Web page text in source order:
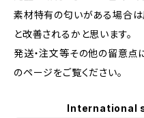
素材特有の匂いがある場合は
と改善されるかと思います。
発送・注文等その他の留意
のページをご覧ください。
International